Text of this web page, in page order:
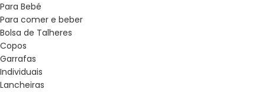
Para Bebé
Para comer e beber
Bolsa de Talheres
Copos
Garrafas
Individuais
Lancheiras